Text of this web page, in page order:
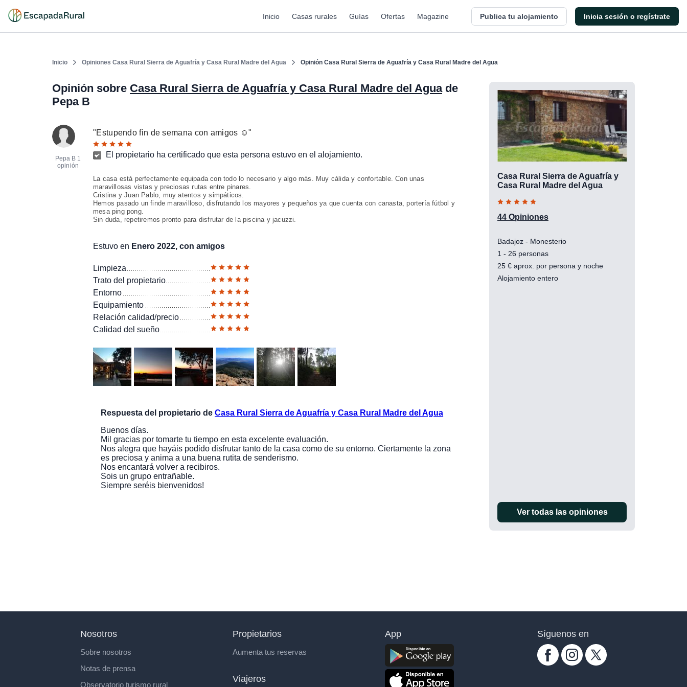
Inicio Casas rurales Guías Ofertas Magazine Publica tu alojamiento Inicia sesión o regístrate
Inicio Opiniones Casa Rural Sierra de Aguafría y Casa Rural Madre del Agua Opinión Casa Rural Sierra de Aguafría y Casa Rural Madre del Agua
Opinión sobre Casa Rural Sierra de Aguafría y Casa Rural Madre del Aguade
Pepa B
Pepa B 1
opinión
"Estupendo fin de semana con amigos ☺️"
El propietario ha certificado que esta persona estuvo en el alojamiento.
La casa está perfectamente equipada con todo lo necesario y algo más. Muy cálida y confortable. Con unas
maravillosas vistas y preciosas rutas entre pinares.
Cristina y Juan Pablo, muy atentos y simpáticos.
Hemos pasado un finde maravilloso, disfrutando los mayores y pequeños ya que cuenta con canasta, portería fútbol y
mesa ping pong.
Sin duda, repetiremos pronto para disfrutar de la piscina y jacuzzi.
Estuvo en Enero 2022, con amigos
Limpieza
Trato del propietario
Entorno
Equipamiento
Relación calidad/precio
Calidad del sueño
Respuesta del propietario deCasa Rural Sierra de Aguafría y Casa Rural Madre del Agua
Buenos días.
Mil gracias por tomarte tu tiempo en esta excelente evaluación.
Nos alegra que hayáis podido disfrutar tanto de la casa como de su entorno. Ciertamente la zona
es preciosa y anima a una buena rutita de senderismo.
Nos encantará volver a recibiros.
Sois un grupo entrañable.
Siempre seréis bienvenidos!
Casa Rural Sierra de Aguafría y
Casa Rural Madre del Agua
44 Opiniones
Badajoz - Monesterio
1 - 26 personas
25 € aprox. por persona y noche
Alojamiento entero
Ver todas las opiniones
Nosotros
Sobre nosotros
Notas de prensa
Observatorio turismo rural
Propietarios
Aumenta tus reservas
Viajeros
App Síguenos en